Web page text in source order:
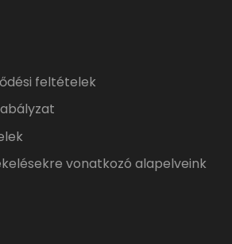
feltételek
vonatkozó alapelveink